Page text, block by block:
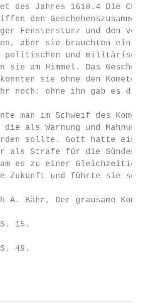
des Jahres 1618.4 Die
den
Fenstersturz und den
aber sie brauchten
politischen und
sie am Himmel. Das
konnten sie ohne den
noch: ohne ihn gab es
man im Schweif des
die als Warnung und
sollte. Gott hatte
als Strafe für die Sünden
es zu einer
Zukunft und führte sie
A. Bähr, Der grausame
15.
49.